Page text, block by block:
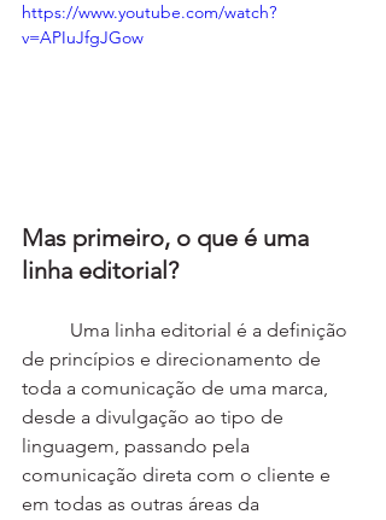
https://www.youtube.com/watch?
v=APIuJfgJGow
Mas primeiro, o que é uma
linha editorial?
de princípios e direcionamento de
toda a comunicação de uma marca,
desde a divulgação ao tipo de
linguagem, passando pela
comunicação direta com o cliente e
em todas as outras áreas da